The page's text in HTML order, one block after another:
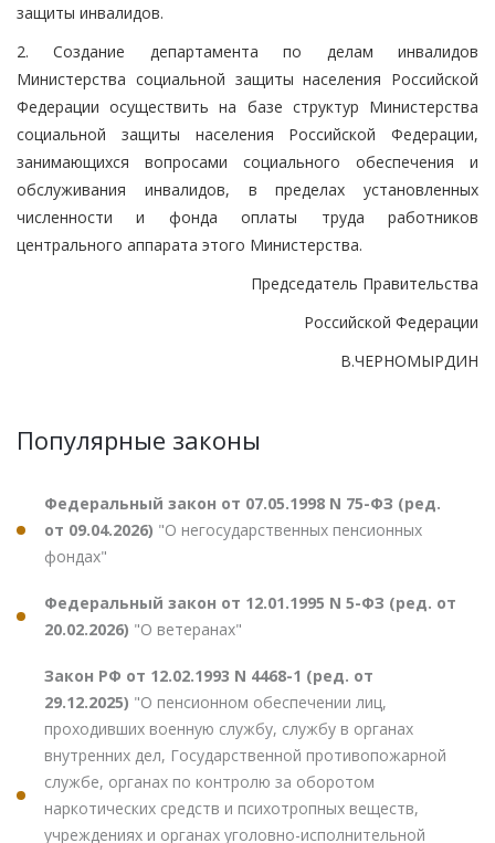
защиты инвалидов.
2. Создание департамента по делам инвалидов
Министерства социальной защиты населения Российской
Федерации осуществить на базе структур Министерства
социальной защиты населения Российской Федерации,
занимающихся вопросами социального обеспечения и
обслуживания инвалидов, в пределах установленных
численности и фонда оплаты труда работников
центрального аппарата этого Министерства.
Председатель Правительства
Российской Федерации
В.ЧЕРНОМЫРДИН
Популярные законы
Федеральный закон от 07.05.1998 N 75-ФЗ (ред.
от 09.04.2026) "О негосударственных пенсионных
фондах"
Федеральный закон от 12.01.1995 N 5-ФЗ (ред. от
20.02.2026) "О ветеранах"
Закон РФ от 12.02.1993 N 4468-1 (ред. от
29.12.2025) "О пенсионном обеспечении лиц,
проходивших военную службу, службу в органах
внутренних дел, Государственной противопожарной
службе, органах по контролю за оборотом
наркотических средств и психотропных веществ,
учреждениях и органах уголовно-исполнительной